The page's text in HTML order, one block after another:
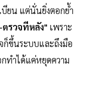
ยน แต่นั่นยิ่งตอกย้ำ
รวจทีหลัง" เพราะ
ก็ขึ้นระบบและถึงมือ
ทำได้แค่หยุดความ